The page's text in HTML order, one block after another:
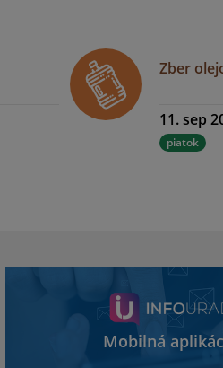
Zber
11. sep
piatok
Mobilná